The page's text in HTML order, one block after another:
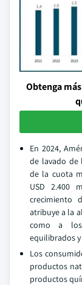
Obtenga
En 2024,
de lavado de
de la cuota
USD 2.400
crecimiento
atribuye a la
como a los
equilibrados
Los
productos
productos